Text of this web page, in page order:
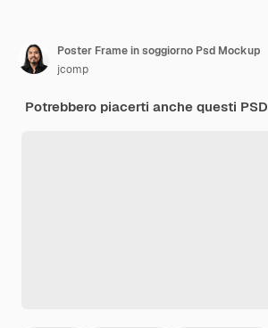
Poster Frame in soggiorno Psd Mockup
jcomp
Potrebbero piacerti anche questi PSD